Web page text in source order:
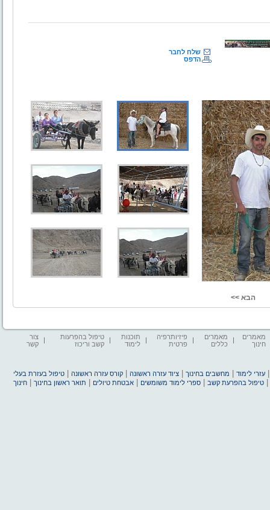
שלח לחבר
הדפס
מאמרים
חינוך
מאמרים
כללים
פיזיותרפיה
פרטית
תוכנות
לימוד
טיפול בהפרעות
קשב וריכוז
צור
קשר
עזרי לימוד מחשבים בחינוך |ציוד עזרה ראשונה |קורס עזרה ראשונה |טיפול בעזרת בעלי
|טיפול בהפרעת קשב |ספרי לימוד משומשים |אבטחת טיולים תואר ראשון בחינוך |חינוך